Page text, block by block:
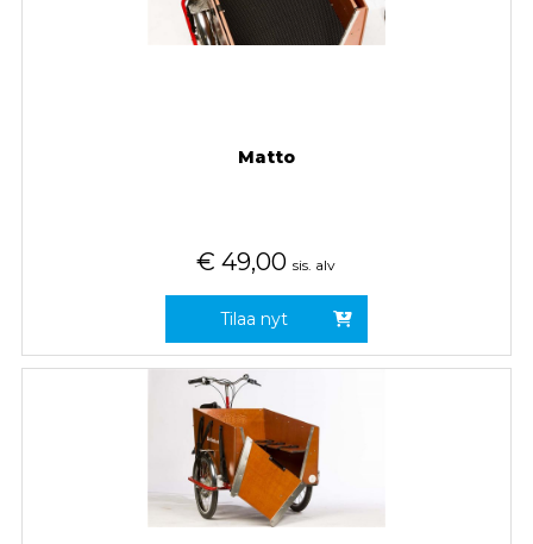
Matto
€ 49,00 sis. alv
Tilaa nyt